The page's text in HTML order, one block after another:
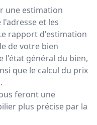
une estimation
et les
rapport d'estimation
de votre bien
l'état général du bien,
que le calcul du prix
feront une
plus précise par la